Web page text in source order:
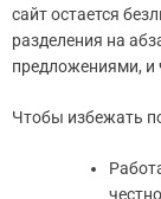
сайт остается
разделения на
предложениями, и
Чтобы избежать